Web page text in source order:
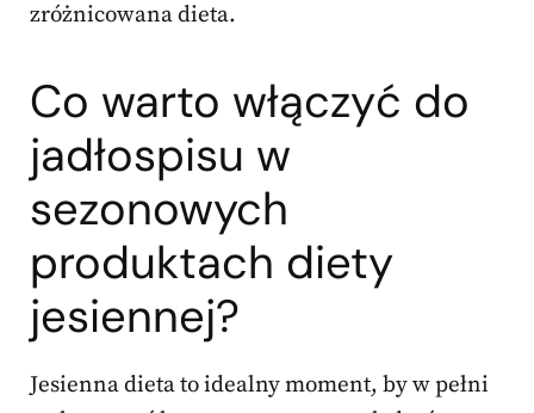
zróżnicowana dieta.
Co warto włączyć do
jadłospisu w
sezonowych
produktach diety
jesiennej?
Jesienna dieta to idealny moment, by w pełni